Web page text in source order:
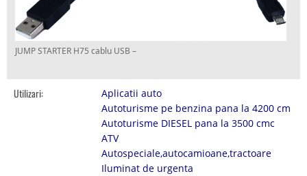
JUMP STARTER H75 cablu USB –
Utilizari:
Aplicatii auto
Autoturisme pe benzina pana la 4200 cm
Autoturisme DIESEL pana la 3500 cmc
ATV
Autospeciale,autocamioane,tractoare
Iluminat de urgenta